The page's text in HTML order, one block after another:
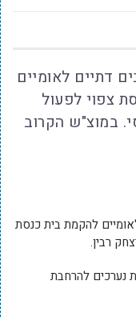
דתיים לאומיים
צפוי לפעול
במוצ"ש הקרוב
להקמת בית כנסת
רבין.
וכעת נערכים להרחבת